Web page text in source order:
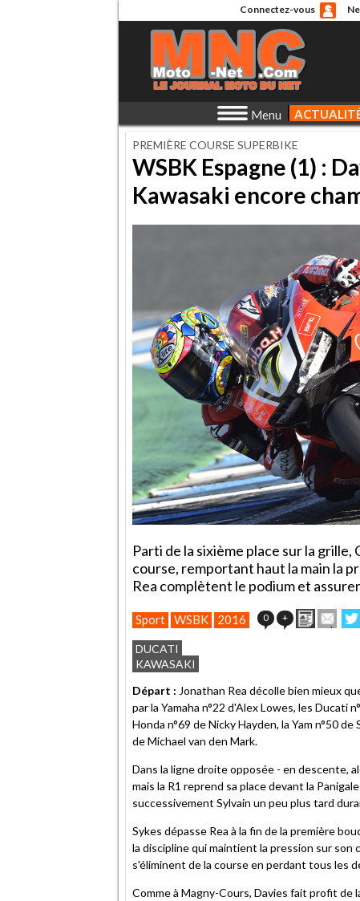
Connectez-vous
Menu
PREMIÈRE COURSE SUPERBIKE
WSBK Espagne (1) :
Kawasaki encore
Parti de la sixième place sur la
course, remportant haut la main la
Rea complètent le podium et
Sport WSBK 2016 0 + Imprimer
cet
ami
sur
DUCATI
KAWASAKI
Départ : Jonathan Rea décolle bien mieux
par la Yamaha n°22 d'Alex Lowes, les Ducati
Honda n°69 de Nicky Hayden, la Yam n°50
de Michael van den Mark.
Dans la ligne droite opposée - en descente,
mais la R1 reprend sa place devant la
successivement Sylvain un peu plus tard
Sykes dépasse Rea à la fin de la première
la discipline qui maintient la pression sur son
s'éliminent de la course en perdant tous les
Comme à Magny-Cours, Davies fait profit de